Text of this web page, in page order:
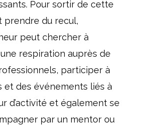
Pour sortir de cette
prendre du recul,
peut chercher à
une respiration auprès de
participer à
et des événements liés à
d’activité et également se
par un mentor ou